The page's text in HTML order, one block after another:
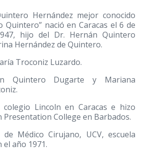
Hernández mejor conocido
Quintero” nació en Caracas el 6 de
hijo del Dr. Hernán Quintero
Hernández de Quintero.
Troconiz Luzardo.
Quintero Dugarte y Mariana
Lincoln en Caracas e hizo
Presentation College en Barbados.
Médico Cirujano, UCV, escuela
el año 1971.